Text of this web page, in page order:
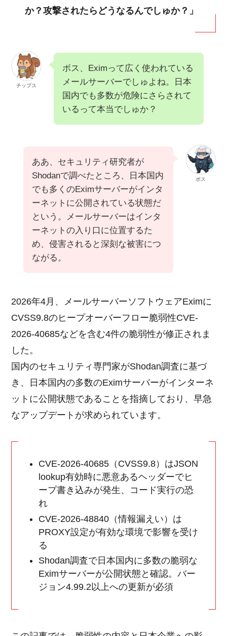
か？攻撃されたらどうなるんでしゅか？」
チップス
ボス、Eximって広く使われている
メールサーバーでしゅよね。日本
国内でも多数が危険にさらされて
いるって本当でしゅか？
ボス
ああ、セキュリティ研究者が
Shodanで調べたところ、日本国内
でも多くのEximサーバーがインタ
ーネットに公開されている状態だ
という。メールサーバーはインタ
ーネットの入り口に位置するた
め、侵害されると深刻な被害につ
ながる。
2026年4月、メールサーバーソフトウェアEximに
CVSS9.8のヒープオーバーフロー脆弱性CVE-
2026-40685などを含む4件の脆弱性が修正されま
した。
国内のセキュリティ専門家がShodan調査に基づ
き、日本国内の多数のEximサーバーがインターネ
ットに公開状態であることを指摘しており、早急
なアップデートが求められています。
CVE-2026-40685（CVSS9.8）はJSON
lookup有効時に悪意あるヘッダーでヒ
ープ書き込みが発生、コード実行の恐
れ
CVE-2026-48840（情報漏えい）は
PROXY設定が有効な環境で影響を受け
る
Shodan調査で日本国内に多数の脆弱な
Eximサーバーが公開状態と確認。バー
ジョン4.99.2以上への更新が必須